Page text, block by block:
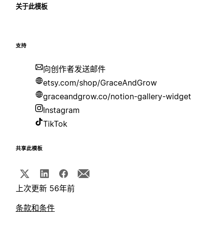
关于此模板
支持
向创作者发送邮件
etsy.com/shop/GraceAndGrow
graceandgrow.co/notion-gallery-widget
Instagram
TikTok
共享此模板
上次更新 56年前
条款和条件